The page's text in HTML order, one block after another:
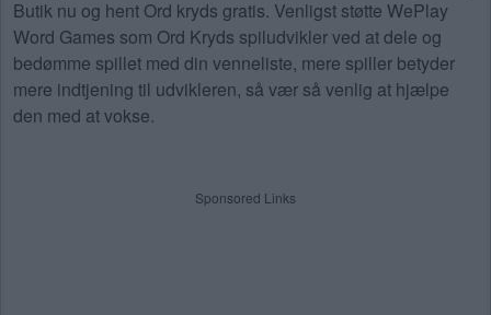
Butik nu og hent Ord kryds gratis. Venligst støtte WePlay
Word Games som Ord Kryds spiludvikler ved at dele og
bedømme spillet med din venneliste, mere spiller betyder
mere indtjening til udvikleren, så vær så venlig at hjælpe
den med at vokse.
Sponsored Links